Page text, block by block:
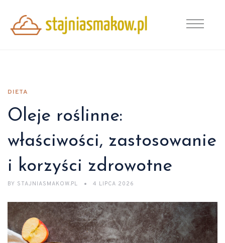
DIETA
Oleje roślinne:
właściwości, zastosowanie
i korzyści zdrowotne
BY STAJNIASMAKOW.PL 4 LIPCA 2026